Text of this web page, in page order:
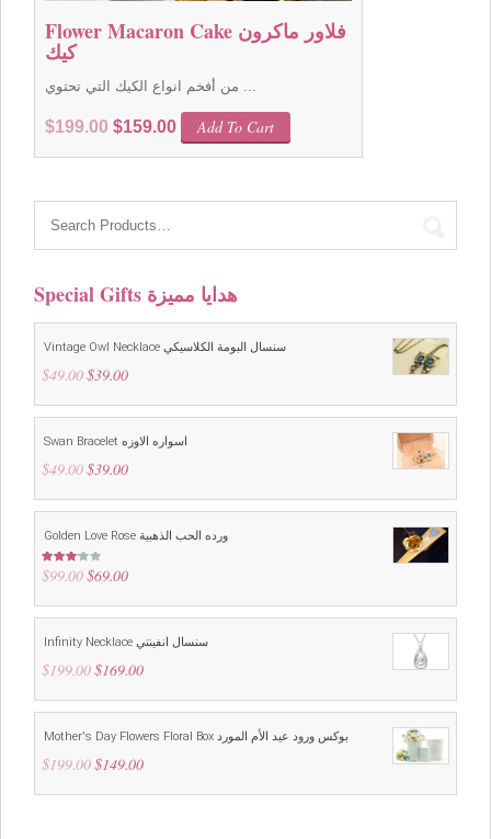
Flower Macaron Cake فلاور ماكرون
كيك
من أفخم انواع الكيك التي تحتوي ...
$199.00 Original
$159.00Current
price
Add To Cart
Special Gifts هدايا مميزة
Vintage Owl Necklace سنسال البومة الكلاسيكي
$49.00 Original
was:
$39.00Current
is:
Swan Bracelet اسواره الاوزه
$49.00 Original
was:
$39.00Current
is:
Golden Love Rose ورده الحب الذهبية
Rated
3.00
5
$99.00 Original
was:
$69.00Current
is:
Infinity Necklace سنسال انفينتي
$199.00 Original
was:
$169.00Current
is:
Mother's Day Flowers Floral Box بوكس ورود عيد الأم المورد
$199.00 Original
was:
$149.00Current
is: